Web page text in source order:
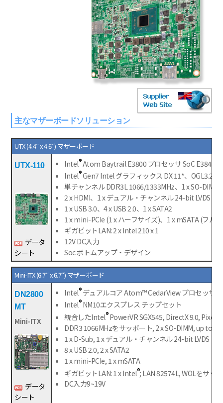
主なマザーボードソリューション
UTX (4.4″ x 4.6″) マザーボード
UTX-110
データ
シート
Intel®Atom Baytrail E3800 プロセッサ SoC E3845/
Intel®Gen7 Intel グラフィックス DX 11*、OGL3.2
単チャンネル DDR3L 1066/1333MHz、1 x SO-
2 x HDMI、1 x デュアル・チャンネル 24-bit LVDS
1 x USB 3.0、4 x USB 2.0、1 x SATA2
1 x mini-PCIe (1 x ハーフサイズ)、1 x mSATA (フ
ギガビットLAN: 2 x Intel 210 x 1
12V DC入力
Soc ボトムアップ・デザイン
Mini-ITX (6.7″ x 6.7″) マザーボード
DN2800
MT
Mini-ITX
データ
シート
Intel®デュアルコア Atom™ CedarView プロセッサ
Intel®NM10エクスプレス チップセット
統合したIntel®PowerVR SGX545, DirectX 9.0, Pixel
DDR3 1066MHzをサッポート, 2 x SO-DIMM, up to
1 x D-Sub, 1 x デュアル・チャンネル 24-bit LVDS
8 x USB 2.0, 2 x SATA2
1 x mini-PCIe, 1 x mSATA
ギガビットLAN: 1 x Intel®; LAN 82574L, WOLをサッ
DC入力9~19V